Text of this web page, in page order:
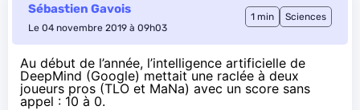
Sébastien Gavois
Le 04 novembre 2019 à 09h03
1 min Sciences
Au début de l’année, l’intelligence artificielle de
DeepMind (Google) mettaitune raclée à deux
joueurs pros (TLO et MaNa) avec un score sans
appel : 10 à 0.